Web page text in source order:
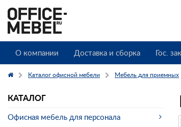
О компании Доставка и сборка Гос.
Каталог офисной мебели Мебель для приемных
КАТАЛОГ
Офисная мебель для персонала